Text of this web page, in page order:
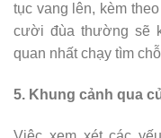
tục vang lên, kèm
cười đùa thường sẽ
quan nhất chạy tìm
5. Khung cảnh qua